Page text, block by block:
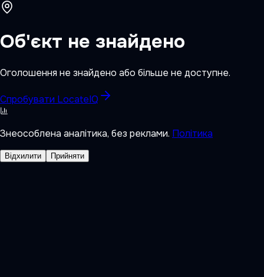
Об'єкт не знайдено
Оголошення не знайдено або більше не доступне.
Спробувати LocateIQ
Знеособлена аналітика, без реклами. Політика
Відхилити Прийняти